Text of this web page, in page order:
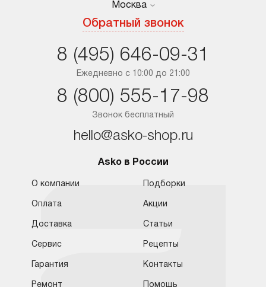
Москва
Обратный звонок
Москва
Ростов-на-Дону
Ежедневно с 10:00 до 21:00
8 (495) 646-09-31
Звонок бесплатный
8 (800) 555-17-98
hello@asko-shop.ru
Asko в России
О компании
Оплата
Доставка
Сервис
Гарантия
Ремонт
Подборки
Акции
Статьи
Рецепты
Контакты
Помощь